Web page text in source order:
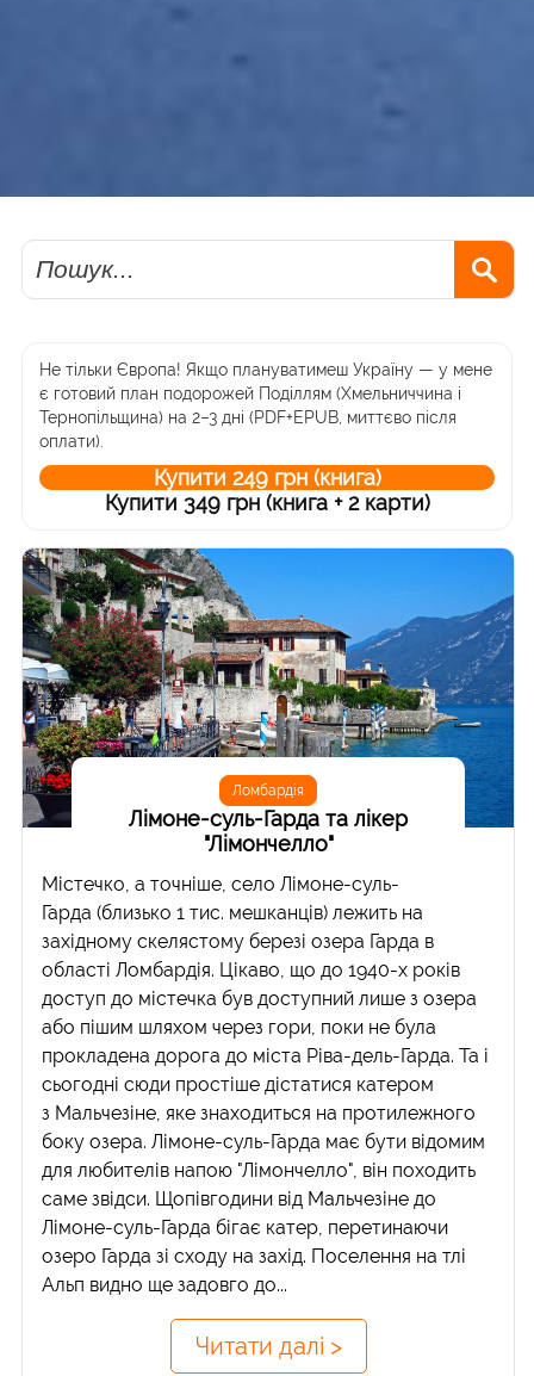
Пошук
Не тільки Європа! Якщо плануватимеш Україну — у мене
є готовий план подорожей Поділлям (Хмельниччина і
Тернопільщина) на 2–3 дні (PDF+EPUB, миттєво після
оплати).
Купити 249 грн (книга)
Купити 349 грн (книга + 2 карти)
Ломбардія
Лімоне-суль-Гарда та лікер
"Лімончелло"
Містечко, а точніше, село Лімоне-суль-
Гарда (близько 1 тис. мешканців) лежить на
західному скелястому березі озера Гарда в
області Ломбардія. Цікаво, що до 1940-х років
доступ до містечка був доступний лише з озера
або пішим шляхом через гори, поки не була
прокладена дорога до міста Ріва-дель-Гарда. Та і
сьогодні сюди простіше дістатися катером
з Мальчезіне, яке знаходиться на протилежного
боку озера. Лімоне-суль-Гарда має бути відомим
для любителів напою "Лімончелло", він походить
саме звідси. Щопівгодини від Мальчезіне до
Лімоне-суль-Гарда бігає катер, перетинаючи
озеро Гарда зі сходу на захід. Поселення на тлі
Альп видно ще задовго до...
Читати далі >